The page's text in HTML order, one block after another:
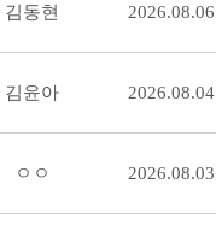
김동현 2026.08.06
김윤아 2026.08.04
ㅇㅇ 2026.08.03